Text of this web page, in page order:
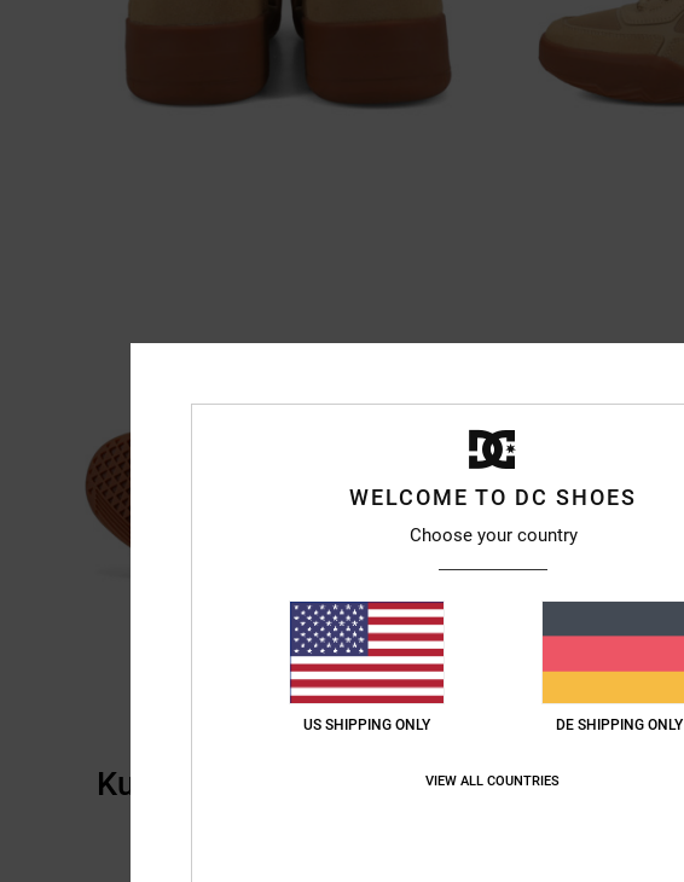
Kundenbewertungen
WELCOME TO DC SHOES
Choose your country
US SHIPPING ONLY DE SHIPPING ONLY
VIEW ALL COUNTRIES